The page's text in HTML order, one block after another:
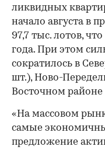
ликвидных
начало августа в
97,7 тыс. лотов,
года. При этом
сократилось в
шт.), Ново-
Восточном районе
«На массовом
самые
предложение